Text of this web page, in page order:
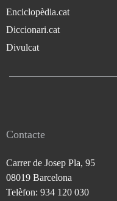
Enciclopèdia.cat
Diccionari.cat
Divulcat
Contacte
Carrer de Josep Pla, 95
08019 Barcelona
Telèfon: 934 120 030